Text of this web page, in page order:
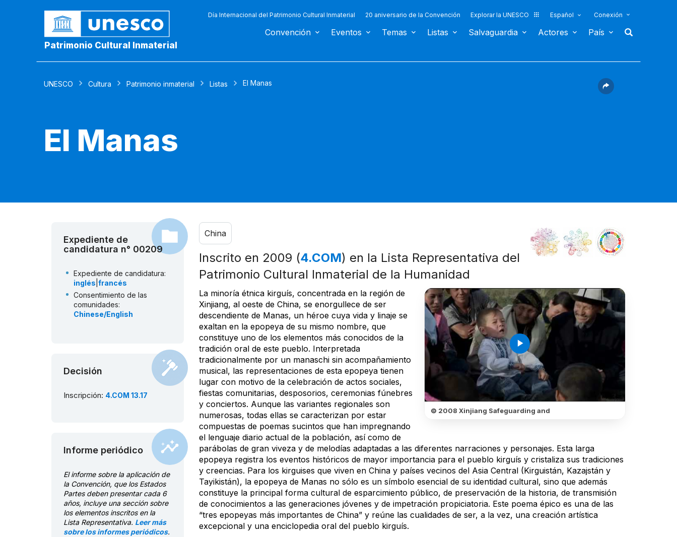
Patrimonio Cultural Inmaterial
Día Internacional del Patrimonio Cultural Inmaterial 20 aniversario de la Convención Explorar la UNESCO Español Conexión
Convención Eventos Temas Listas Salvaguardia Actores País
UNESCO Cultura Patrimonio inmaterial Listas El Manas
El Manas
Expediente de
candidatura n° 00209
Expediente de candidatura:
inglés francés
Consentimiento de las
comunidades:
Chinese/English
Decisión
Inscripción: 4.COM 13.17
Informe periódico
El informe sobre la aplicación de
la Convención, que los Estados
Partes deben presentar cada 6
años, incluye una sección sobre
los elementos inscritos en la
Lista Representativa. Leer más
sobre los informes periódicos.
China
Inscrito en 2009 (4.COM) en la Lista Representativa del
Patrimonio Cultural Inmaterial de la Humanidad
play_arrow
© 2008 Xinjiang Safeguarding and
La minoría étnica kirguís, concentrada en la región de
Xinjiang, al oeste de China, se enorgullece de ser
descendiente de Manas, un héroe cuya vida y linaje se
exaltan en la epopeya de su mismo nombre, que
constituye uno de los elementos más conocidos de la
tradición oral de este pueblo. Interpretada
tradicionalmente por un manaschi sin acompañamiento
musical, las representaciones de esta epopeya tienen
lugar con motivo de la celebración de actos sociales,
fiestas comunitarias, desposorios, ceremonias fúnebres
y conciertos. Aunque las variantes regionales son
numerosas, todas ellas se caracterizan por estar
compuestas de poemas sucintos que han impregnando
el lenguaje diario actual de la población, así como de
parábolas de gran viveza y de melodías adaptadas a las diferentes narraciones y personajes. Esta larga
epopeya registra los eventos históricos de mayor importancia para el pueblo kirguís y cristaliza sus tradiciones
y creencias. Para los kirguises que viven en China y países vecinos del Asia Central (Kirguistán, Kazajstán y
Tayikistán), la epopeya de Manas no sólo es un símbolo esencial de su identidad cultural, sino que además
constituye la principal forma cultural de esparcimiento público, de preservación de la historia, de transmisión
de conocimientos a las generaciones jóvenes y de impetración propiciatoria. Este poema épico es una de las
“tres epopeyas más importantes de China” y reúne las cualidades de ser, a la vez, una creación artística
excepcional y una enciclopedia oral del pueblo kirguís.